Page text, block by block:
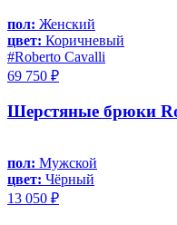
пол: Женский
цвет: Коричневый
#Roberto Cavalli
69 750 ₽
Шерстяные брюки
пол: Мужской
цвет: Чёрный
13 050 ₽